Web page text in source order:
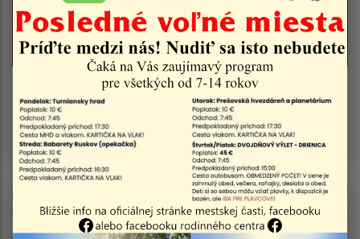
Vyhlásenie času zvýšeného nebezpečenstva a
vzniku požiaru